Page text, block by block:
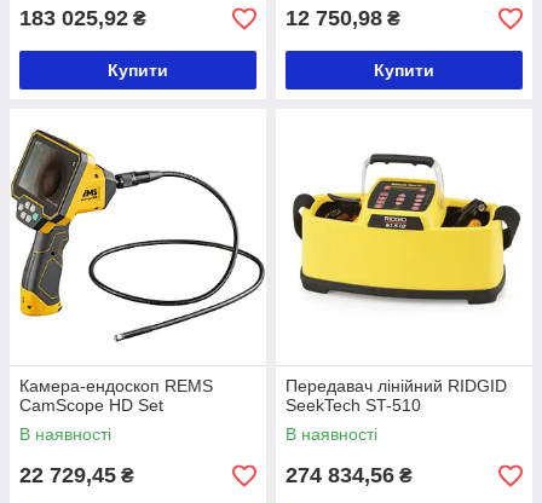
183 025,92 ₴
Купити
12 750,98 ₴
Купити
Камера-ендоскоп REMS
CamScope HD Set
В наявності
22 729,45 ₴
Передавач лінійний RIDGID
SeekTech ST-510
В наявності
274 834,56 ₴